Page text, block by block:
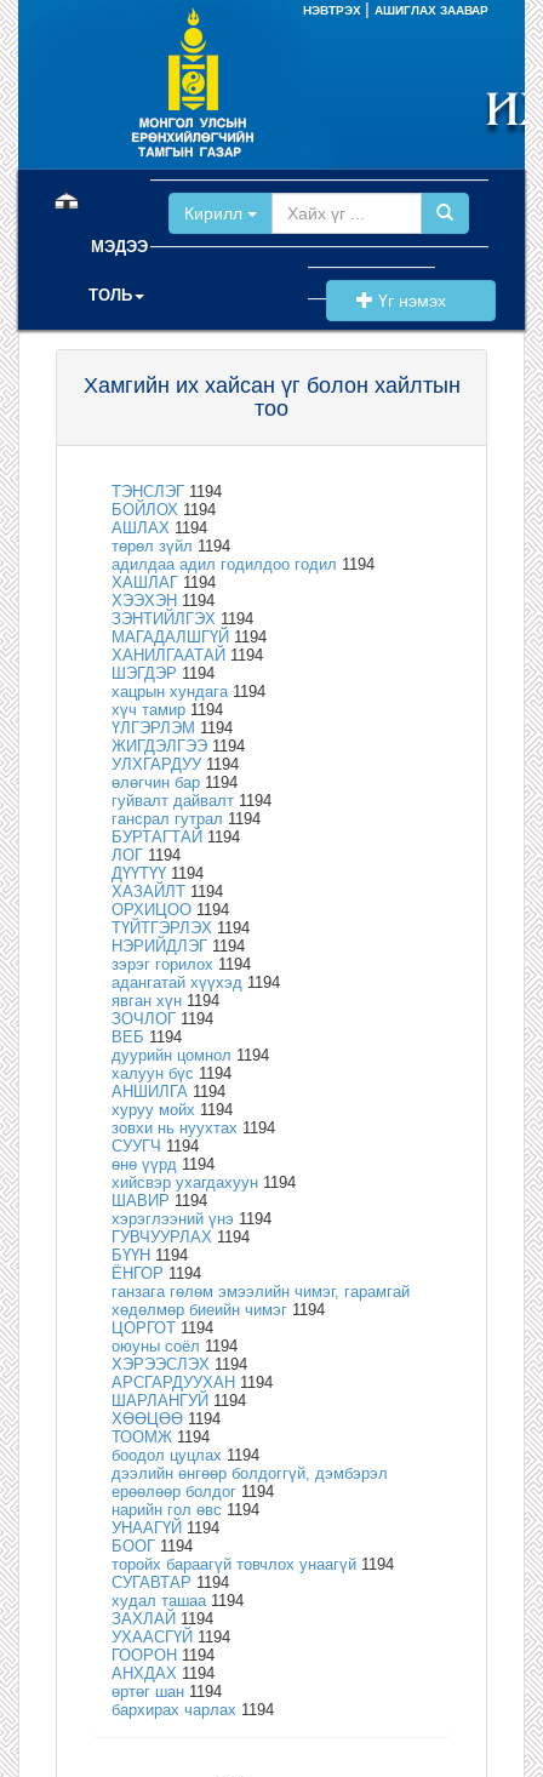
НЭВТРЭХ АШИГЛАХ ЗААВАР
МЭДЭЭ
ТОЛЬ
Кирилл
Үг нэмэх
Хамгийн их хайсан үг болон хайлтын
тоо
ТЭНСЛЭГ 1194
БОЙЛОХ 1194
АШЛАХ 1194
төрөл зүйл 1194
адилдаа адил годилдоо годил 1194
ХАШЛАГ 1194
ХЭЭХЭН 1194
ЗЭНТИЙЛГЭХ 1194
МАГАДАЛШГҮЙ 1194
ХАНИЛГААТАЙ 1194
ШЭГДЭР 1194
хацрын хундага 1194
хүч тамир 1194
ҮЛГЭРЛЭМ 1194
ЖИГДЭЛГЭЭ 1194
УЛХГАРДУУ 1194
өлөгчин бар 1194
гуйвалт дайвалт 1194
гансрал гутрал 1194
БУРТАГТАЙ 1194
ЛОГ 1194
ДҮҮТҮҮ 1194
ХАЗАЙЛТ 1194
ОРХИЦОО 1194
ТҮЙТГЭРЛЭХ 1194
НЭРИЙДЛЭГ 1194
зэрэг горилох 1194
адангатай хүүхэд 1194
явган хүн 1194
ЗОЧЛОГ 1194
ВЕБ 1194
дуурийн цомнол 1194
халуун бүс 1194
АНШИЛГА 1194
хуруу мойх 1194
зовхи нь нуухтах 1194
СУУГЧ 1194
өнө үүрд 1194
хийсвэр ухагдахуун 1194
ШАВИР 1194
хэрэглээний үнэ 1194
ГУВЧУУРЛАХ 1194
БҮҮН 1194
ЁНГОР 1194
ганзага гөлөм эмээлийн чимэг, гарамгай
хөдөлмөр биеийн чимэг 1194
ЦОРГОТ 1194
оюуны соёл 1194
ХЭРЭЭСЛЭХ 1194
АРСГАРДУУХАН 1194
ШАРЛАНГУЙ 1194
ХӨӨЦӨӨ 1194
ТООМЖ 1194
боодол цуцлах 1194
дээлийн өнгөөр болдоггүй, дэмбэрэл
ерөөлөөр болдог 1194
нарийн гол өвс 1194
УНААГҮЙ 1194
БООГ 1194
торойх бараагүй товчлох унаагүй 1194
СУГАВТАР 1194
худал ташаа 1194
ЗАХЛАЙ 1194
УХААСГҮЙ 1194
ГООРОН 1194
АНХДАХ 1194
өртөг шан 1194
бархирах чарлах 1194